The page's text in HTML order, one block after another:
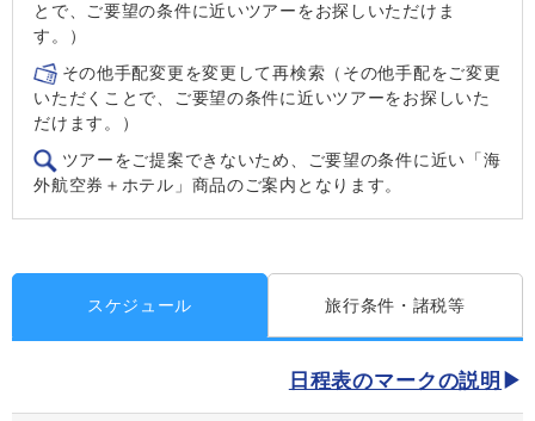
とで、ご要望の条件に近いツアーをお探しいただけま
す。）
その他手配変更を変更して再検索（その他手配をご変更
いただくことで、ご要望の条件に近いツアーをお探しいた
だけます。）
ツアーをご提案できないため、ご要望の条件に近い「海
外航空券＋ホテル」商品のご案内となります。
スケジュール 旅行条件・諸税等
日程表のマークの説明